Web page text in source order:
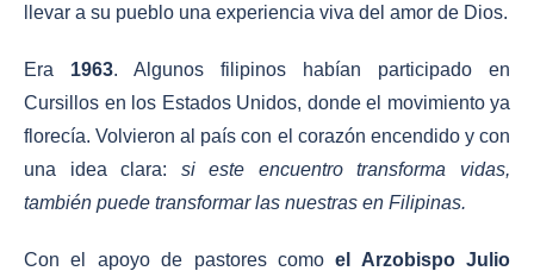
llevar a su pueblo una experiencia viva del amor de Dios.
Era 1963. Algunos filipinos habían participado en
Cursillos en los Estados Unidos, donde el movimiento ya
florecía. Volvieron al país con el corazón encendido y con
una idea clara: si este encuentro transforma vidas,
también puede transformar las nuestras en Filipinas.
Con el apoyo de pastores comoel Arzobispo Julio